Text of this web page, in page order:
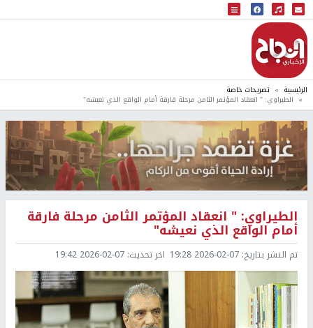
البث المباشر
إذاعة النجاح
الرئيسية تصريحات خاصة
الطيراوي: " انعقاد المؤتمر الثامن مرحلة فارقة أمام الواقع الذي نعيشه"
الطيراوي: " انعقاد المؤتمر الثامن مرحلة فارقة
أمام الواقع الذي نعيشه"
تم النشر بتاريخ: 2026-02-07 19:28 اخر تحديث: 2026-02-07 19:42